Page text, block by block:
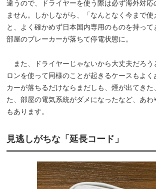
違うので、ドライヤーを使う際は必ず海外対応
ません。しかしながら、「なんとなく今まで
と、よく確かめず日本国内専用のものを持って
部屋のブレーカーが落ちて停電状態に。
また、ドライヤーじゃないから大丈夫だろう
ロンを使って同様のことが起きるケースもよ
カーが落ちるだけならまだしも、煙が出てきた
た、部屋の電気系統がダメになったなど、あわ
もあります。
見逃しがちな「延長コード」